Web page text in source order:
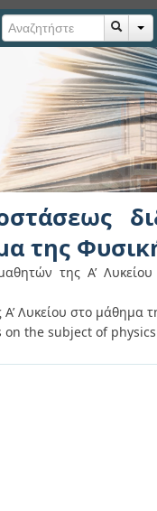
της
της Α’
Λυκείου στο μάθημα
the subject of physics